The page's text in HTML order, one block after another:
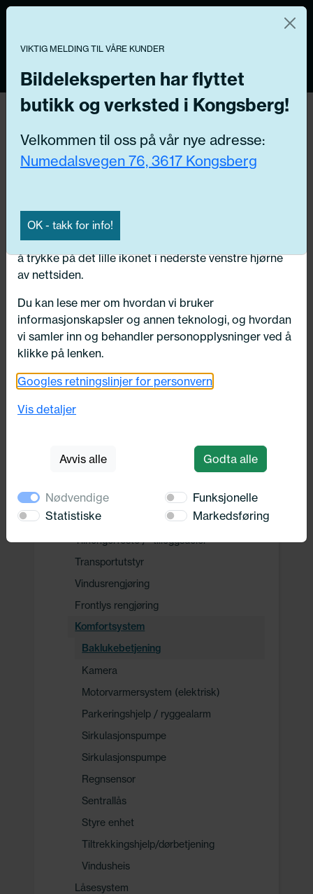
Få riktig del til bilen din ved å legge inn
N
Velg kjøretøy
Drivverk
Motor, Drivstoff og Eksos
Karosseri, tilbehør og diverse
Karosseri
Sikkerhetssystem
Tilhengerfeste / -tilleggsdeler
Transportutstyr
Vindusrengjøring
Frontlys rengjøring
Komfortsystem
Baklukebetjening
Kamera
Motorvarmersystem (elektrisk)
Parkeringshjelp / ryggealarm
Sirkulasjonspumpe
Sirkulasjonspumpe
Regnsensor
Sentrallås
Styre enhet
Tiltrekkingshjelp/dørbetjening
Vindusheis
Låsesystem
Vi og våre forretningspartnere bruker teknologier,
inkludert informasjonskapsler/«cookies» til å samle
informasjon om deg for forskjellige formål, inkludert:
Funksjonelle, Statistiske, Markedsføring
Ved å trykke «Godta» gir du din tillatelse til alle disse
formålene. Du kan også velge formålet du vil
innstillingene».
Du kan trekke tilbake samtykket ditt til enhver tid ved
å trykke på det lille ikonet i nederste venstre hjørne
av nettsiden.
Du kan lese mer om hvordan vi bruker
informasjonskapsler og annen teknologi, og hvordan
vi samler inn og behandler personopplysninger ved å
klikke på lenken.
Googles retningslinjer for personvern
Vis detaljer
Avvis alle Godta alle
Nødvendige
Funksjonelle
Statistiske
Markedsføring
VIKTIG MELDING TIL VÅRE KUNDER
Bildeleksperten har flyttet
butikk og verksted i Kongsberg!
Velkommen til oss på vår nye adresse:
Numedalsvegen 76, 3617 Kongsberg
OK - takk for info!